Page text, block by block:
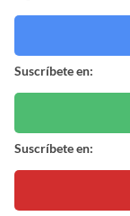
Suscríbete en:
Suscríbete en: